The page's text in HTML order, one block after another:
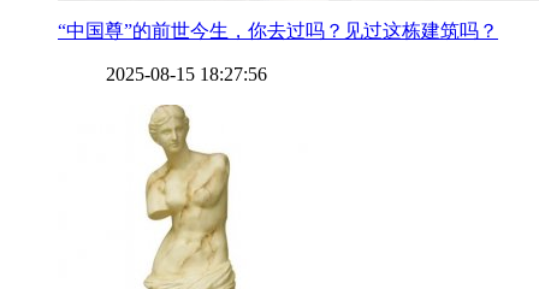
​“中国尊”的前世今生，你去过吗？见过这栋建筑吗？
2025-08-15 18:27:56